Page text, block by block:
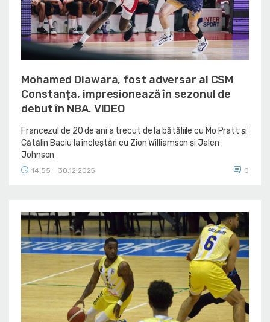
Mohamed Diawara, fost adversar al CSM
Constanța, impresionează în sezonul de
debut în NBA. VIDEO
Francezul de 20 de ani a trecut de la bătăliile cu Mo Pratt și
Cătălin Baciu la încleștări cu Zion Williamson și Jalen
Johnson
14:55 30.12.2025 0